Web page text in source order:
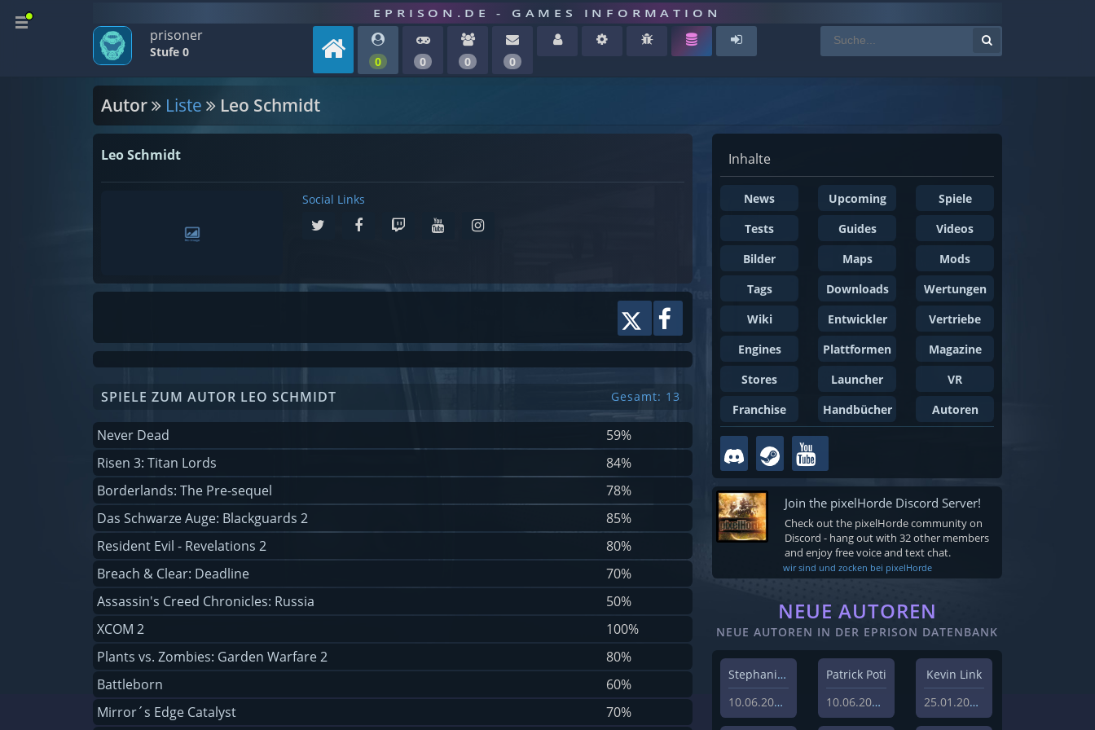
EPRISON.DE - GAMES INFORMATION
prisoner
Stufe 0
0 0 0 0
Autor Liste Leo Schmidt
Leo Schmidt
Social Links
SPIELE ZUM AUTOR LEO SCHMIDT Gesamt: 13
Never Dead
59%
Risen 3: Titan Lords
84%
Borderlands: The Pre-sequel
78%
Das Schwarze Auge: Blackguards 2
85%
Resident Evil - Revelations 2
80%
Breach & Clear: Deadline
70%
Assassin's Creed Chronicles: Russia
50%
XCOM 2
100%
Plants vs. Zombies: Garden Warfare 2
80%
Battleborn
60%
Mirror´s Edge Catalyst
70%
Inhalte
News Upcoming
Spiele
Tests
Guides
Videos
Bilder
Maps
Mods
Tags
Downloads
Wertungen
Wiki
Entwickler
Vertriebe
Engines
Plattformen
Magazine
Stores
Launcher
VR
Franchise
Handbücher Autoren
Join the pixelHorde Discord Server!
Check out the pixelHorde community on
Discord - hang out with 32 other members
and enjoy free voice and text chat.
wir sind und zocken bei pixelHorde
NEUE AUTOREN
NEUE AUTOREN IN DER EPRISON DATENBANK
Stephanie Schlottag
10.06.2026
Patrick Poti
10.06.2026
Kevin Link
25.01.2024